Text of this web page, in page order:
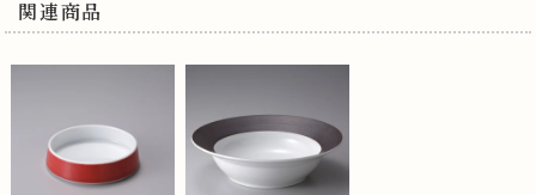
関連商品